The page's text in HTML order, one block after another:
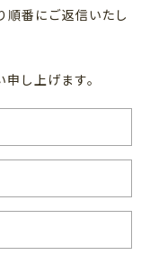
順番にご返信いたし
し上げます。